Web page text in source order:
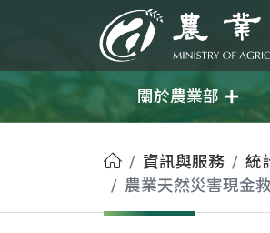
農
關於農業部
首頁資訊與服務 統
農業天然災害現金